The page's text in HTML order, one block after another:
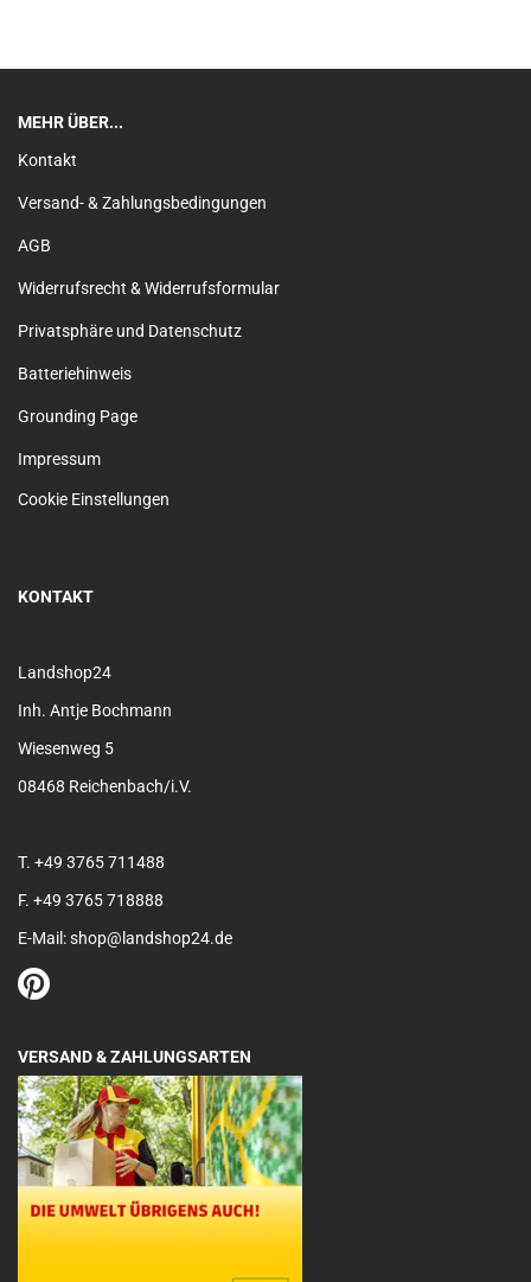
MEHR ÜBER...
Kontakt
Versand- & Zahlungsbedingungen
AGB
Widerrufsrecht & Widerrufsformular
Privatsphäre und Datenschutz
Batteriehinweis
Grounding Page
Impressum
Cookie Einstellungen
KONTAKT
Landshop24
Inh. Antje Bochmann
Wiesenweg 5
08468 Reichenbach/i.V.
T. +49 3765 711488
F. +49 3765 718888
E-Mail: shop@landshop24.de
VERSAND & ZAHLUNGSARTEN